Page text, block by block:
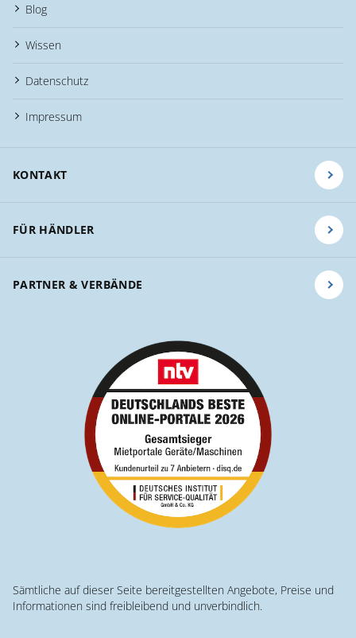
Blog
Wissen
Datenschutz
Impressum
KONTAKT
FÜR HÄNDLER
PARTNER & VERBÄNDE
Sämtliche auf dieser Seite bereitgestellten Angebote, Preise und
Informationen sind freibleibend und unverbindlich.